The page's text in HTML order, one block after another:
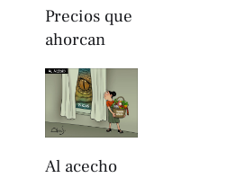
Precios que
ahorcan
Al acecho